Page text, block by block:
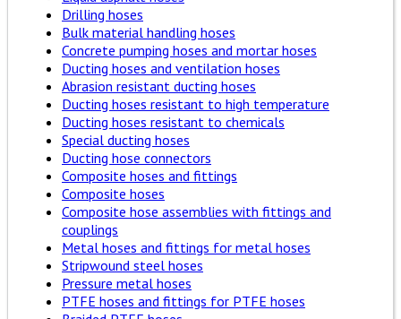
Drilling hoses
Bulk material handling hoses
Concrete pumping hoses and mortar hoses
Ducting hoses and ventilation hoses
Abrasion resistant ducting hoses
Ducting hoses resistant to high temperature
Ducting hoses resistant to chemicals
Special ducting hoses
Ducting hose connectors
Composite hoses and fittings
Composite hoses
Composite hose assemblies with fittings and
couplings
Metal hoses and fittings for metal hoses
Stripwound steel hoses
Pressure metal hoses
PTFE hoses and fittings for PTFE hoses